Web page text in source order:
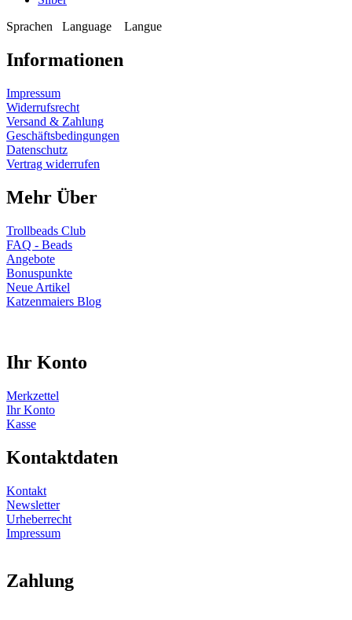
Sprachen
Language Langue
Informationen
Impressum
Widerrufsrecht
Versand & Zahlung
Geschäftsbedingungen
Datenschutz
Vertrag widerrufen
Mehr Über
Trollbeads Club
FAQ - Beads
Angebote
Bonuspunkte
Neue Artikel
Katzenmaiers Blog
Ihr Konto
Merkzettel
Ihr Konto
Kasse
Kontaktdaten
Kontakt
Newsletter
Urheberrecht
Impressum
Zahlung